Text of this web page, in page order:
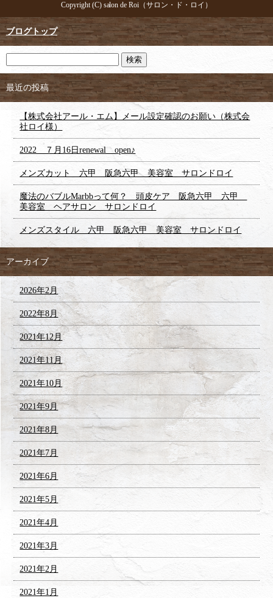
Copyright (C) salon de Roi（サロン・ド・ロイ）
ブログトップ
最近の投稿
【株式会社アール・エム】メール設定確認のお願い（株式会
社ロイ様）
2022 ７月16日renewal open♪
メンズカット 六甲 阪急六甲 美容室 サロンドロイ
魔法のバブルMarbbって何？ 頭皮ケア 阪急六甲 六甲
美容室 ヘアサロン サロンドロイ
メンズスタイル 六甲 阪急六甲 美容室 サロンドロイ
アーカイブ
2026年2月
2022年8月
2021年12月
2021年11月
2021年10月
2021年9月
2021年8月
2021年7月
2021年6月
2021年5月
2021年4月
2021年3月
2021年2月
2021年1月